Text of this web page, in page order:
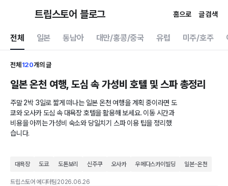
트립스토어 블로그 홈으로 글 검색
전체 일본 동남아 대만/홍콩/중국 유럽 미주/호주
전체 120개의 글
일본 온천 여행, 도심 속 가성비 호텔 및 스파 총정리
주말 2박 3일로 짧게 떠나는 일본 온천 여행을 계획 중이라면 도
쿄와 오사카 도심 속 대욕장 호텔을 활용해 보세요. 이동 시간과
비용을 아끼는 가성비 숙소와 당일치기 스파 이용 팁을 정리했
습니다.
대욕장 도쿄 도톤보리 신주쿠 오사카 우메다스카이빌딩 일본-온천
트립스토어 에디터팀 2026.06.26